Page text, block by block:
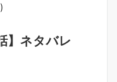
】ネタバレ